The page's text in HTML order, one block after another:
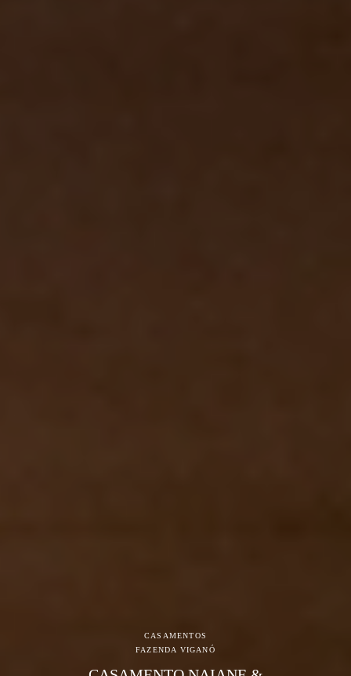
CASAMENTOS
FAZENDA VIGANÓ